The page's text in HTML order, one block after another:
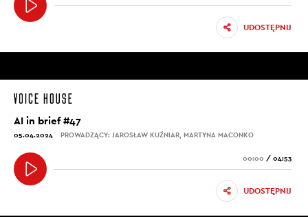
UDOSTĘPNIJ
AI in brief #47
05.04.2024 PROWADZĄCY: JAROSŁAW KUŹNIAR, MARTYNA MACONKO
00:00 / 04:53
UDOSTĘPNIJ